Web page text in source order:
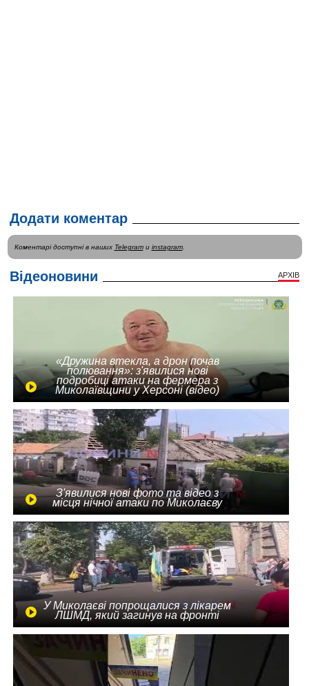
Додати коментар
Коментарі доступні в наших Telegramи instagram.
Відеоновини АРХІВ
«Дружина втекла, а дрон почав
полювання»: з'явилися нові
подробиці атаки на фермера з
Миколаївщини у Херсоні (відео)
З'явилися нові фото та відео з
місця нічної атаки по Миколаєву
У Миколаєві попрощалися з лікарем
ЛШМД, який загинув на фронті